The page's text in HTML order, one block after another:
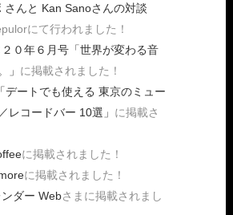
さんと Kan Sanoさんの対談
にて行われました！
０年６月号「世界が変わる音
」 に掲載されました！
デートでも使える 東京のミュー
レコードバー 10選」 に掲載さ
に掲載されました！
に掲載されました！
ダー Webさまに掲載されまし